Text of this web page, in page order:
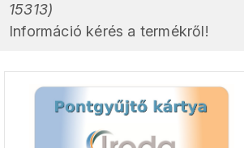
15313)
Információ kérés a termékről!